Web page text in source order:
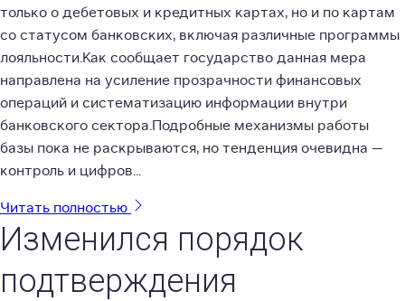
только о дебетовых и кредитных картах, но и по картам
со статусом банковских, включая различные программы
лояльности.Как сообщает государство данная мера
направлена на усиление прозрачности финансовых
операций и систематизацию информации внутри
банковского сектора.Подробные механизмы работы
базы пока не раскрываются, но тенденция очевидна —
контроль и цифров...
Читать полностью
Изменился порядок
подтверждения